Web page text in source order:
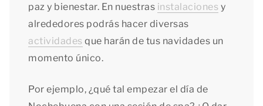
paz y bienestar. En nuestras instalaciones y
alrededores podrás hacer diversas
actividades que harán de tus navidades un
momento único.
Por ejemplo, ¿qué tal empezar el día de